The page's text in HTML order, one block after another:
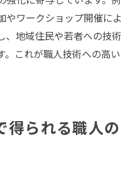
やワークショップ開催によ
、地域住民や若者への技術
。これが職人技術への高い
得られる職人の